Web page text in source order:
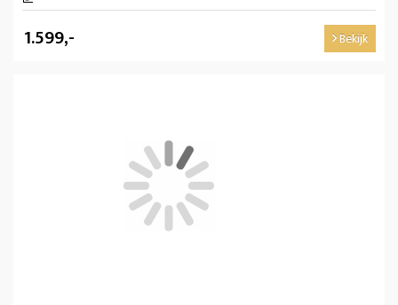
1.599,- Bekijk